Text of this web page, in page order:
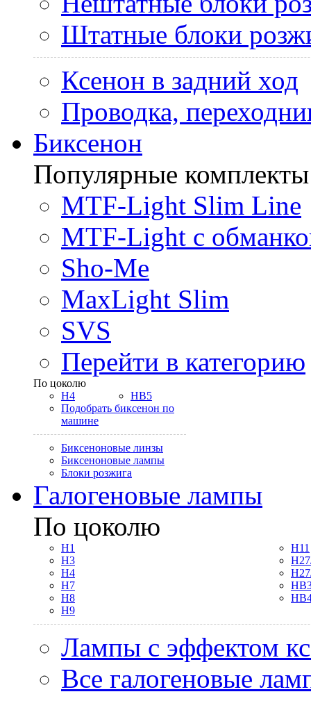
Штатные блоки
Ксенон в задний ход
Проводка,
Биксенон
Популярные комплекты
MTF-Light Slim Line
MTF-Light с
Sho-Me
MaxLight Slim
SVS
Перейти в категорию
По цоколю
H4
HB5
Подобрать биксенон по
машине
Биксеноновые линзы
Биксеноновые лампы
Блоки розжига
Галогеновые лампы
По цоколю
H1
H3
H4
H7
H8
H9
H11
Лампы с эффектом
Все галогеновые